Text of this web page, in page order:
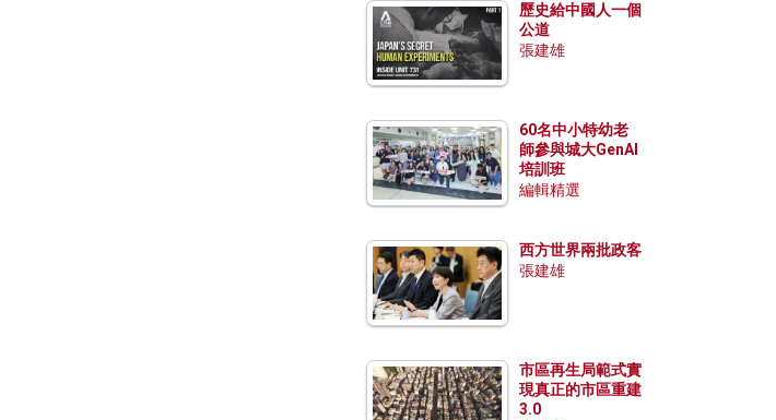
歷史給中國人一個
公道
張建雄
60名中小特幼老
師參與城大GenAI
培訓班
編輯精選
西方世界兩批政客
張建雄
市區再生局範式實
現真正的市區重建
3.0